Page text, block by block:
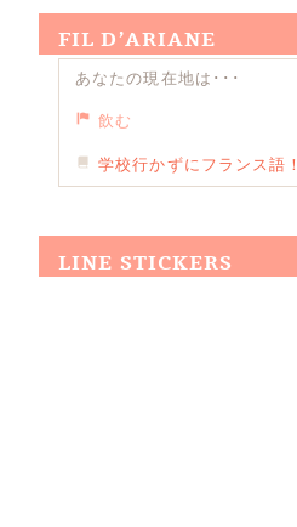
FIL D’ARIANE
あなたの現在地は･･･
飲む
学校行かずにフランス語！
LINE STICKERS